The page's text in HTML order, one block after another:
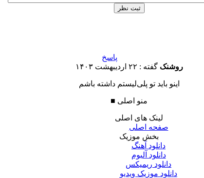
پاسخ
روشنک گفته : ۲۲ اردیبهشت ۱۴۰۳
اینو باید تو پلی‌لیستم داشته باشم
■ منو اصلی
لینک های اصلی
صفحه اصلی
بخش موزیک
دانلود آهنگ
دانلود آلبوم
دانلود ریمیکس
دانلود موزیک ویدیو